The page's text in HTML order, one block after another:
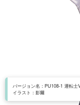
バージョン名：PU108-1 運転士
イラスト：影爾